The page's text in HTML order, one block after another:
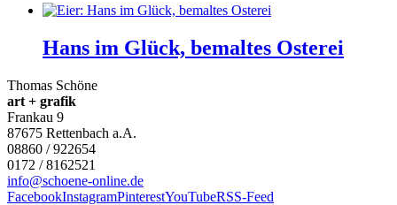
Hans im Glück, bemaltes Osterei
Thomas Schöne
art + grafik
Frankau 9
87675 Rettenbach a.A.
08860 / 922654
0172 / 8162521
info@schoene-online.de
FacebookInstagramPinterestYouTubeRSS-Feed